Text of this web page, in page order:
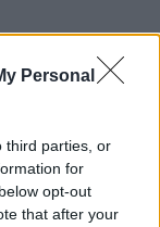
Personal
third parties, or
for
opt-out
that after your